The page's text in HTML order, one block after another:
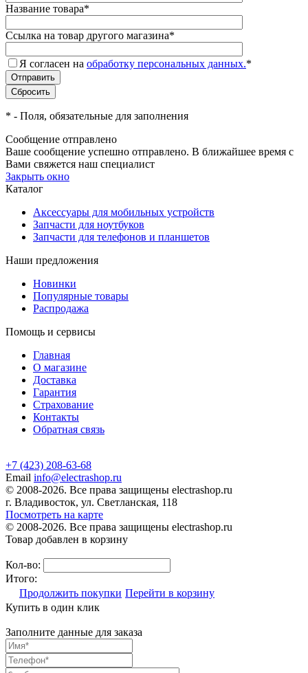
Название товара*
Ссылка на товар другого магазина*
Я согласен на обработку персональных данных.*
* - Поля, обязательные для заполнения
Сообщение отправлено
Ваше сообщение успешно отправлено. В ближайшее время с
Вами свяжется наш специалист
Закрыть окно
Каталог
Аксессуары для мобильных устройств
Запчасти для ноутбуков
Запчасти для телефонов и планшетов
Наши предложения
Новинки
Популярные товары
Распродажа
Помощь и сервисы
Главная
О магазине
Доставка
Гарантия
Страхование
Контакты
Обратная связь
+7 (423) 208-63-68
Email info@electrashop.ru
© 2008-2026. Все права защищены electrashop.ru
г. Владивосток, ул. Светланская, 118
Посмотреть на карте
© 2008-2026. Все права защищены electrashop.ru
Товар добавлен в корзину
Кол-во:
Итого:
Продолжить покупки Перейти в корзину
Купить в один клик
Заполните данные для заказа